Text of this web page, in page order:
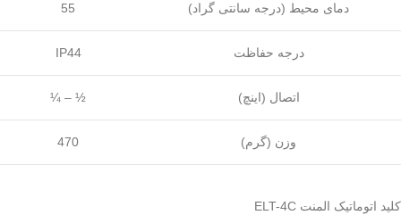
دمای محیط (درجه سانتی گراد) 55
درجه حفاظت IP44
اتصال (اینچ) ¼ – ½
وزن (گرم) 470
کلید اتوماتیک المنت ELT-4C